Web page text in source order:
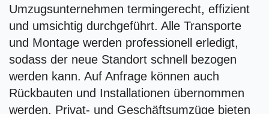
Umzugsunternehmen termingerecht, effizient
und umsichtig durchgeführt. Alle Transporte
und Montage werden professionell erledigt,
sodass der neue Standort schnell bezogen
werden kann. Auf Anfrage können auch
Rückbauten und Installationen übernommen
werden. Privat- und Geschäftsumzüge bieten